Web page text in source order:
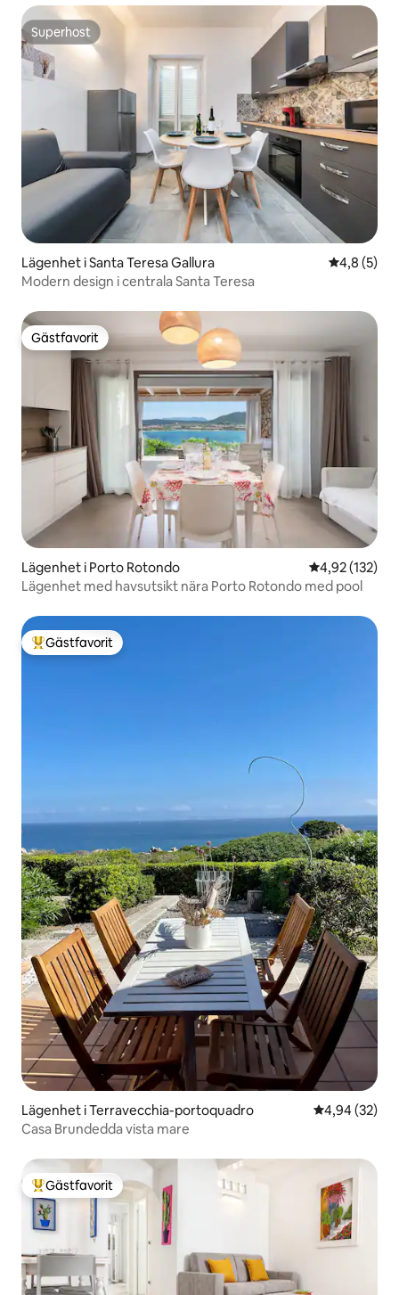
Superhost
Superhost
Lägenhet i Santa Teresa Gallura 4,8 av 5 i
4,8 (5)
Modern design i centrala Santa Teresa
Gästfavorit
Gästfavorit
Lägenhet i Porto Rotondo 4,92 av 5 i
4,92 (132)
Lägenhet med havsutsikt nära Porto Rotondo med pool
Populär gästfavorit
Gästfavorit
Lägenhet i Terravecchia-portoquadro 4,94 av 5 i
4,94 (32)
Casa Brundedda vista mare
Populär gästfavorit
Gästfavorit